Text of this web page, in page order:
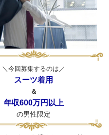
＼今回募集するのは／
スーツ着用
＆
年収600万円以上
の男性限定